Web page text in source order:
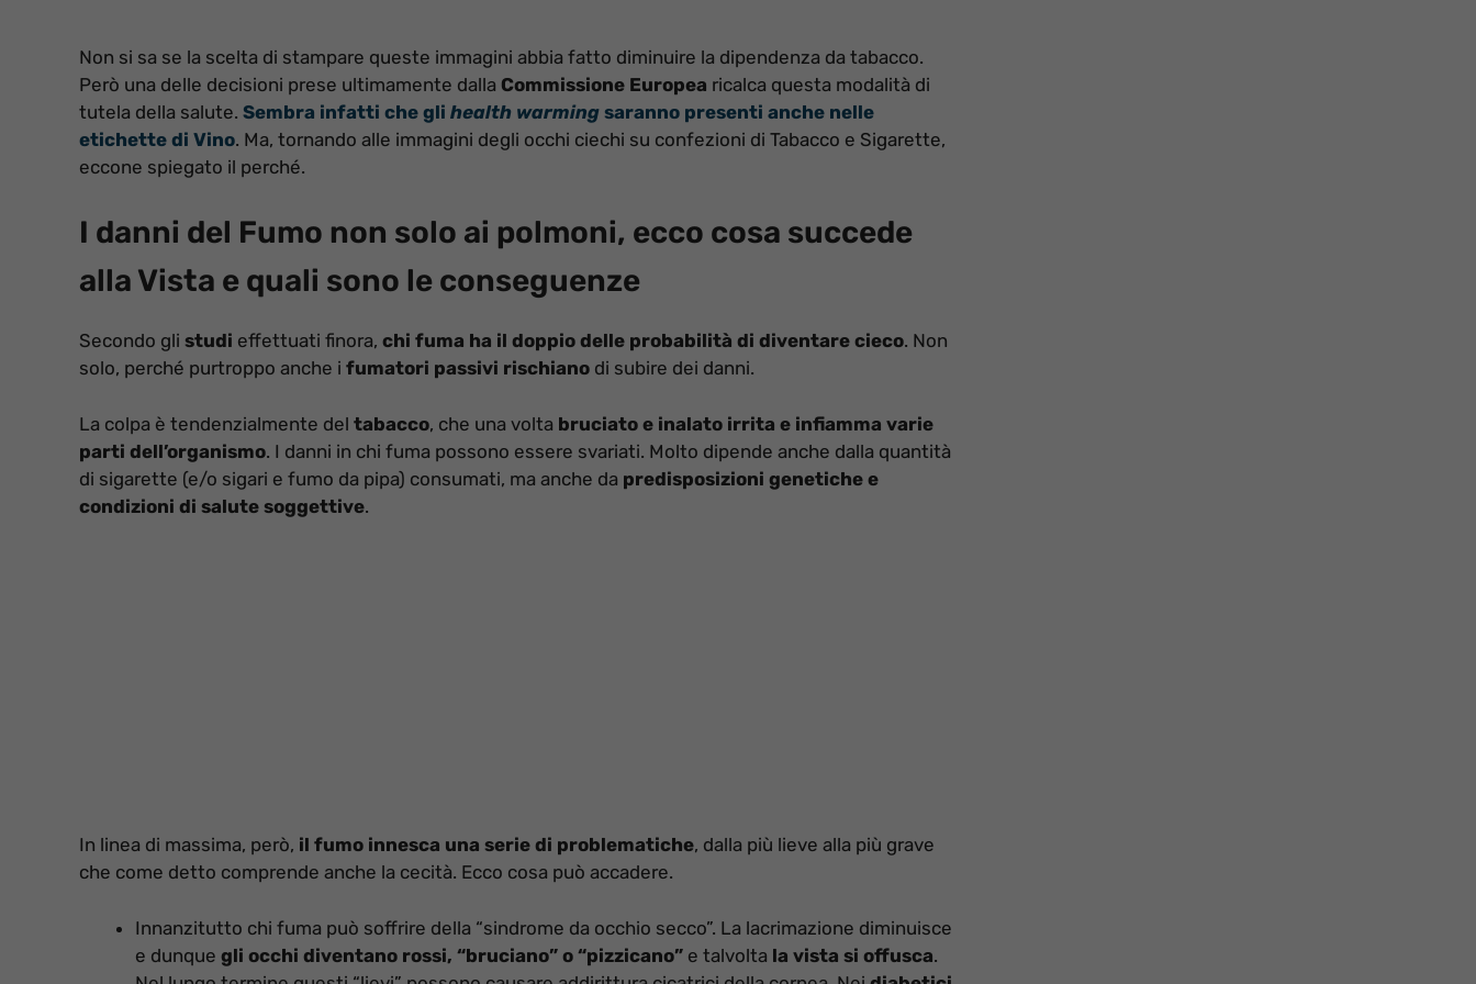
Non si sa se la scelta di stampare queste immagini abbia fatto diminuire la dipendenza da tabacco.
Però una delle decisioni prese ultimamente dalla Commissione Europea ricalca questa modalità di
tutela della salute. Sembra infatti che gli health warming saranno presenti anche nelle
etichette di Vino. Ma, tornando alle immagini degli occhi ciechi su confezioni di Tabacco e Sigarette,
eccone spiegato il perché.
I danni del Fumo non solo ai polmoni, ecco cosa succede
alla Vista e quali sono le conseguenze
Secondo gli studi effettuati finora, chi fuma ha il doppio delle probabilità di diventare cieco. Non
solo, perché purtroppo anche i fumatori passivi rischiano di subire dei danni.
La colpa è tendenzialmente del tabacco, che una volta bruciato e inalato irrita e infiamma varie
parti dell’organismo. I danni in chi fuma possono essere svariati. Molto dipende anche dalla quantità
di sigarette (e/o sigari e fumo da pipa) consumati, ma anche da predisposizioni genetiche e
condizioni di salute soggettive.
In linea di massima, però, il fumo innesca una serie di problematiche, dalla più lieve alla più grave
che come detto comprende anche la cecità. Ecco cosa può accadere.
Innanzitutto chi fuma può soffrire della “sindrome da occhio secco”. La lacrimazione diminuisce
e dunque gli occhi diventano rossi, “bruciano” o “pizzicano” e talvolta la vista si offusca.